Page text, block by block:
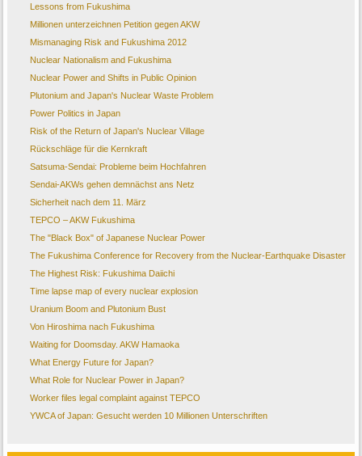
Lessons from Fukushima
Millionen unterzeichnen Petition gegen AKW
Mismanaging Risk and Fukushima 2012
Nuclear Nationalism and Fukushima
Nuclear Power and Shifts in Public Opinion
Plutonium and Japan's Nuclear Waste Problem
Power Politics in Japan
Risk of the Return of Japan's Nuclear Village
Rückschläge für die Kernkraft
Satsuma-Sendai: Probleme beim Hochfahren
Sendai-AKWs gehen demnächst ans Netz
Sicherheit nach dem 11. März
TEPCO – AKW Fukushima
The "Black Box" of Japanese Nuclear Power
The Fukushima Conference for Recovery from the Nuclear-Earthquake Disaster
The Highest Risk: Fukushima Daiichi
Time lapse map of every nuclear explosion
Uranium Boom and Plutonium Bust
Von Hiroshima nach Fukushima
Waiting for Doomsday. AKW Hamaoka
What Energy Future for Japan?
What Role for Nuclear Power in Japan?
Worker files legal complaint against TEPCO
YWCA of Japan: Gesucht werden 10 Millionen Unterschriften